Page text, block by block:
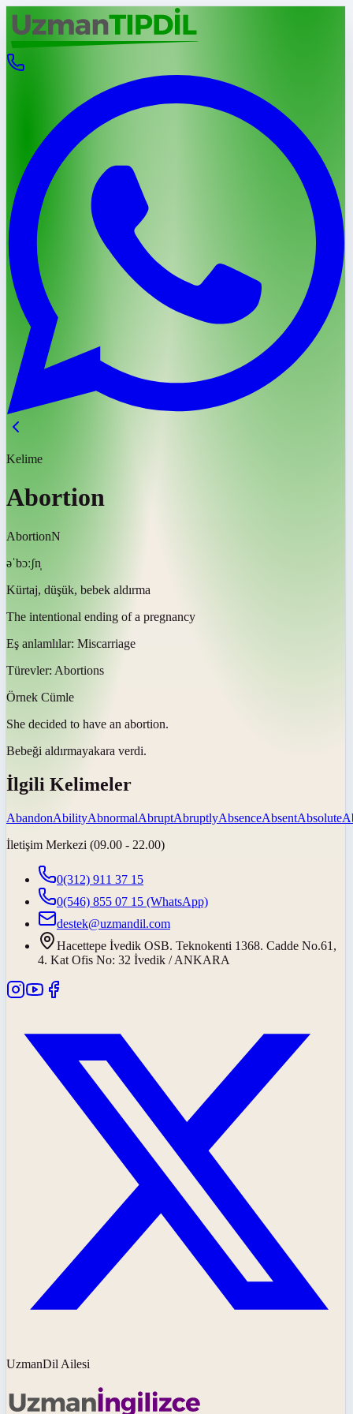
Kelime
Abortion
AbortionN
əˈbɔːʃn̩
Kürtaj, düşük, bebek aldırma
The intentional ending of a pregnancy
Eş anlamlılar: Miscarriage
Türevler: Abortions
Örnek Cümle
She decided to have an abortion.
Bebeği aldırmayakara verdi.
İlgili Kelimeler
AbandonAbilityAbnormalAbruptAbruptlyAbsenceAbsentAbsolute
İletişim Merkezi (09.00 - 22.00)
0(312) 911 37 15
0(546) 855 07 15 (WhatsApp)
destek@uzmandil.com
Hacettepe İvedik OSB. Teknokenti 1368. Cadde No.61,
4. Kat Ofis No: 32 İvedik / ANKARA
UzmanDil Ailesi